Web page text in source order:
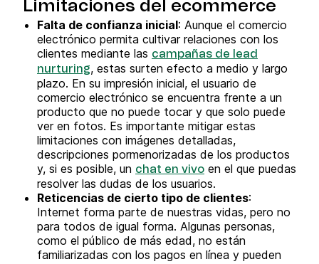
Limitaciones del ecommerce
Falta de confianza inicial: Aunque el comercio
electrónico permita cultivar relaciones con los
clientes mediante las campañas de lead
nurturing, estas surten efecto a medio y largo
plazo. En su impresión inicial, el usuario de
comercio electrónico se encuentra frente a un
producto que no puede tocar y que solo puede
ver en fotos. Es importante mitigar estas
limitaciones con imágenes detalladas,
descripciones pormenorizadas de los productos
y, si es posible, un chat en vivo en el que puedas
resolver las dudas de los usuarios.
Reticencias de cierto tipo de clientes:
Internet forma parte de nuestras vidas, pero no
para todos de igual forma. Algunas personas,
como el público de más edad, no están
familiarizadas con los pagos en línea y pueden